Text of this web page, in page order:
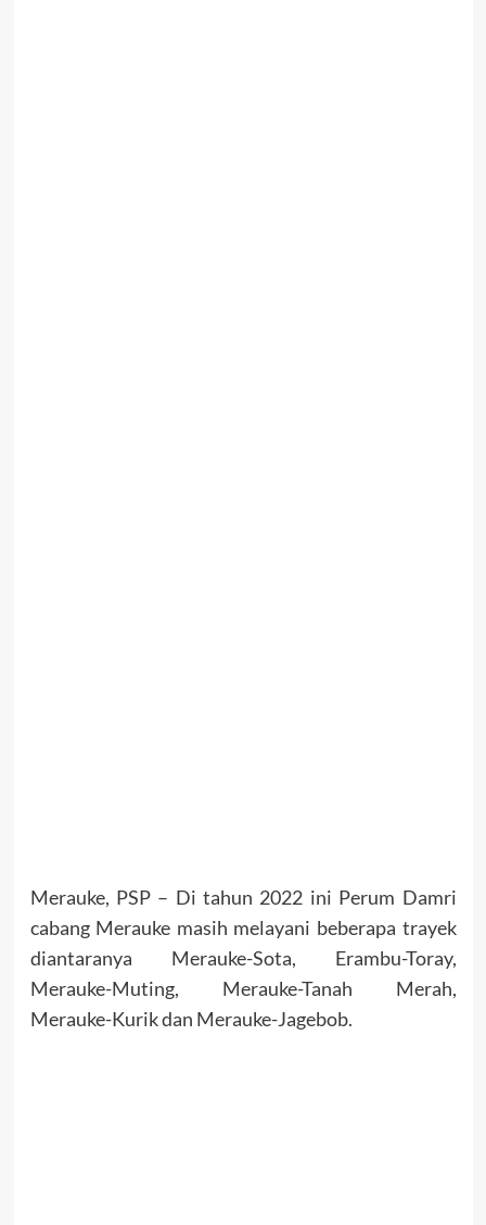
Merauke, PSP – Di tahun 2022 ini Perum Damri
cabang Merauke masih melayani beberapa trayek
diantaranya Merauke-Sota, Erambu-Toray,
Merauke-Muting, Merauke-Tanah Merah,
Merauke-Kurik dan Merauke-Jagebob.